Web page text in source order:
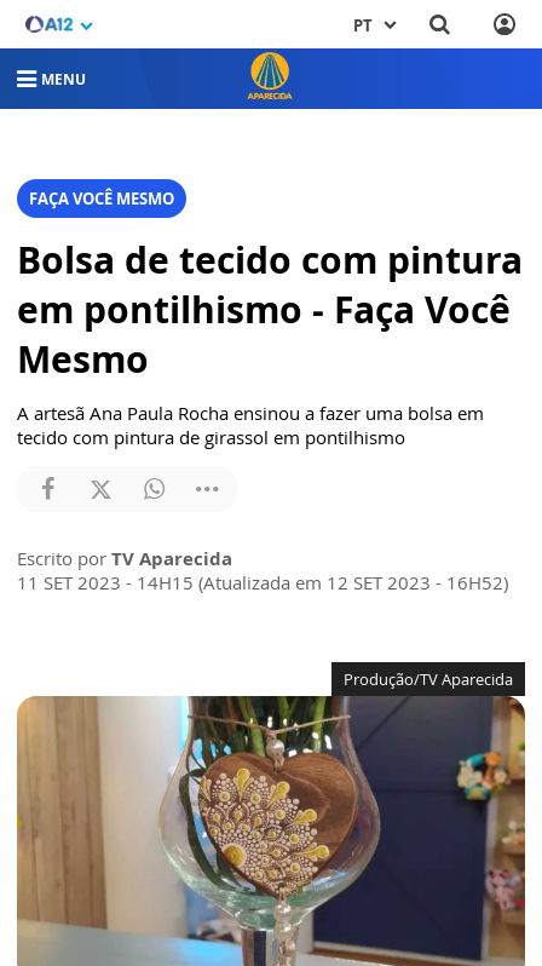
PT
MENU
FAÇA VOCÊ MESMO
Bolsa de tecido com pintura
em pontilhismo - Faça Você
Mesmo
A artesã Ana Paula Rocha ensinou a fazer uma bolsa em
tecido com pintura de girassol em pontilhismo
Escrito por TV Aparecida
11 SET 2023 - 14H15 (Atualizada em 12 SET 2023 - 16H52)
Produção/TV Aparecida